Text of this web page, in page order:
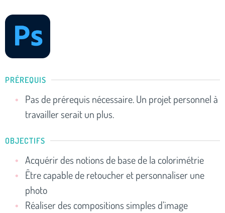
PRÉREQUIS
Pas de prérequis nécessaire. Un projet personnel à
travailler serait un plus.
OBJECTIFS
Acquérir des notions de base de la colorimétrie
Être capable de retoucher et personnaliser une
photo
Réaliser des compositions simples d’image